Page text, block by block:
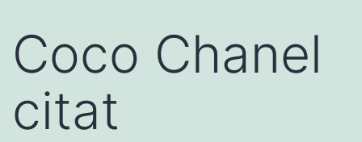
Coco Chanel
citat